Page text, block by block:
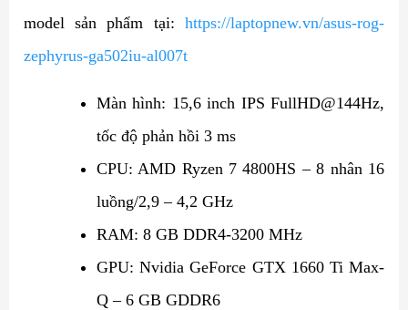
model sản phẩm tại: https://laptopnew.vn/asus-rog-
zephyrus-ga502iu-al007t
Màn hình: 15,6 inch IPS FullHD@144Hz,
tốc độ phản hồi 3 ms
CPU: AMD Ryzen 7 4800HS – 8 nhân 16
luồng/2,9 – 4,2 GHz
RAM: 8 GB DDR4-3200 MHz
GPU: Nvidia GeForce GTX 1660 Ti Max-
Q – 6 GB GDDR6